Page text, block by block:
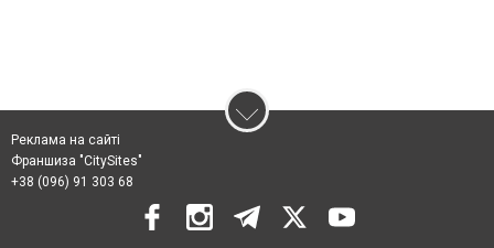
Реклама на сайті
Франшиза "CitySites"
+38 (096) 91 303 68